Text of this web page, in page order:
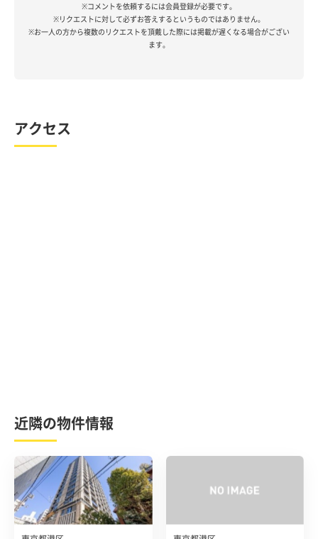
※コメントを依頼するには会員登録が必要です。
※リクエストに対して必ずお答えするというものではありません。
※お一人の方から複数のリクエストを頂戴した際には掲載が遅くなる場合がござい
ます。
アクセス
近隣の物件情報